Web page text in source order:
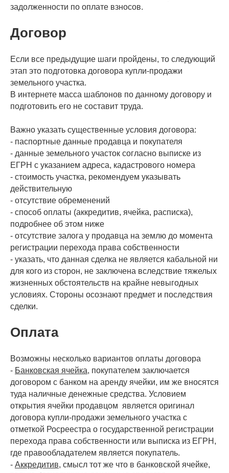
задолженности по оплате взносов.
Договор
Если все предыдущие шаги пройдены, то следующий
этап это подготовка договора купли-продажи
земельного участка.
В интернете масса шаблонов по данному договору и
подготовить его не составит труда.
Важно указать существенные условия договора:
- паспортные данные продавца и покупателя
- данные земельного участок согласно выписке из
ЕГРН с указанием адреса, кадастрового номера
- стоимость участка, рекомендуем указывать
действительную
- отсутствие обременений
- способ оплаты (аккредитив, ячейка, расписка),
подробнее об этом ниже
- отсутствие залога у продавца на землю до момента
регистрации перехода права собственности
- указать, что данная сделка не является кабальной ни
для кого из сторон, не заключена вследствие тяжелых
жизненных обстоятельств на крайне невыгодных
условиях. Стороны осознают предмет и последствия
сделки.
Оплата
Возможны несколько вариантов оплаты договора
- Банковская ячейка, покупателем заключается
договором с банком на аренду ячейки, им же вносятся
туда наличные денежные средства. Условием
открытия ячейки продавцом является оригинал
договора купли-продажи земельного участка с
отметкой Росреестра о государственной регистрации
перехода права собственности или выписка из ЕГРН,
где правообладателем является покупатель.
- Аккредитив, смысл тот же что в банковской ячейке,